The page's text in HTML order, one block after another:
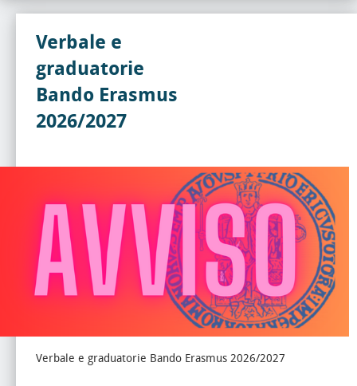
Verbale e
graduatorie
Bando Erasmus
2026/2027
Verbale e graduatorie Bando Erasmus 2026/2027